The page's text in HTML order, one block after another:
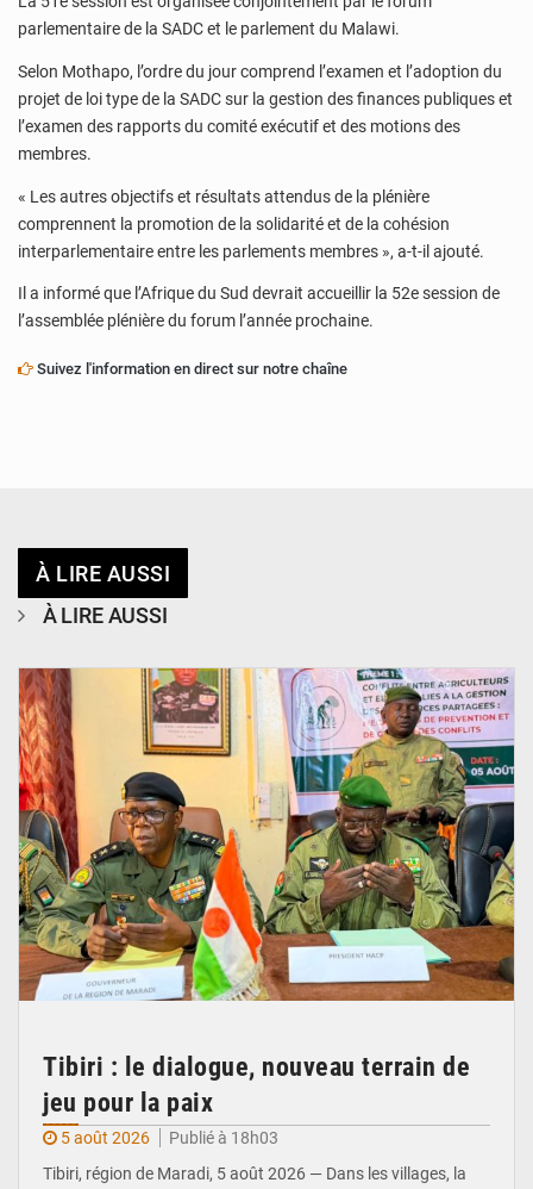
parlementaire de la SADC et le parlement du Malawi.
Selon Mothapo, l’ordre du jour comprend l’examen et l’adoption du
projet de loi type de la SADC sur la gestion des finances publiques et
l’examen des rapports du comité exécutif et des motions des
membres.
« Les autres objectifs et résultats attendus de la plénière
comprennent la promotion de la solidarité et de la cohésion
interparlementaire entre les parlements membres », a-t-il ajouté.
Il a informé que l’Afrique du Sud devrait accueillir la 52e session de
l’assemblée plénière du forum l’année prochaine.
Suivez l'information en direct sur notre chaîne
À LIRE AUSSI
À LIRE AUSSI
Tibiri : le dialogue, nouveau terrain de
jeu pour la paix
5 août 2026
Publié à 18h03
Tibiri, région de Maradi, 5 août 2026 — Dans les villages, la